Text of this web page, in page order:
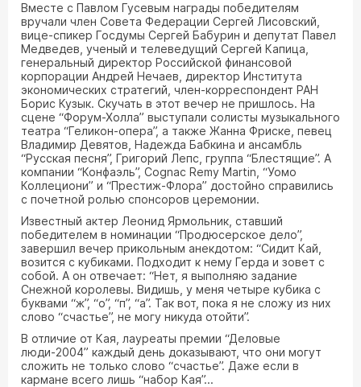
Вместе с Павлом Гусевым награды победителям
вручали член Совета Федерации Сергей Лисовский,
вице-спикер Госдумы Сергей Бабурин и депутат Павел
Медведев, ученый и телеведущий Сергей Капица,
генеральный директор Российской финансовой
корпорации Андрей Нечаев, директор Института
экономических стратегий, член-корреспондент РАН
Борис Кузык. Скучать в этот вечер не пришлось. На
сцене “Форум-Холла” выступали солисты музыкального
театра “Геликон-опера”, а также Жанна Фриске, певец
Владимир Девятов, Надежда Бабкина и ансамбль
“Русская песня”, Григорий Лепс, группа “Блестящие”. А
компании “Конфаэль”, Cognac Remy Martin, “Уомо
Коллециони” и “Престиж-Флора” достойно справились
с почетной ролью спонсоров церемонии.
Известный актер Леонид Ярмольник, ставший
победителем в номинации “Продюсерское дело”,
завершил вечер прикольным анекдотом: “Сидит Кай,
возится с кубиками. Подходит к нему Герда и зовет с
собой. А он отвечает: “Нет, я выполняю задание
Снежной королевы. Видишь, у меня четыре кубика с
буквами “ж”, “о”, “п”, “а”. Так вот, пока я не сложу из них
слово “счастье”, не могу никуда отойти”.
В отличие от Кая, лауреаты премии “Деловые
люди-2004” каждый день доказывают, что они могут
сложить не только слово “счастье”. Даже если в
кармане всего лишь “набор Кая”...